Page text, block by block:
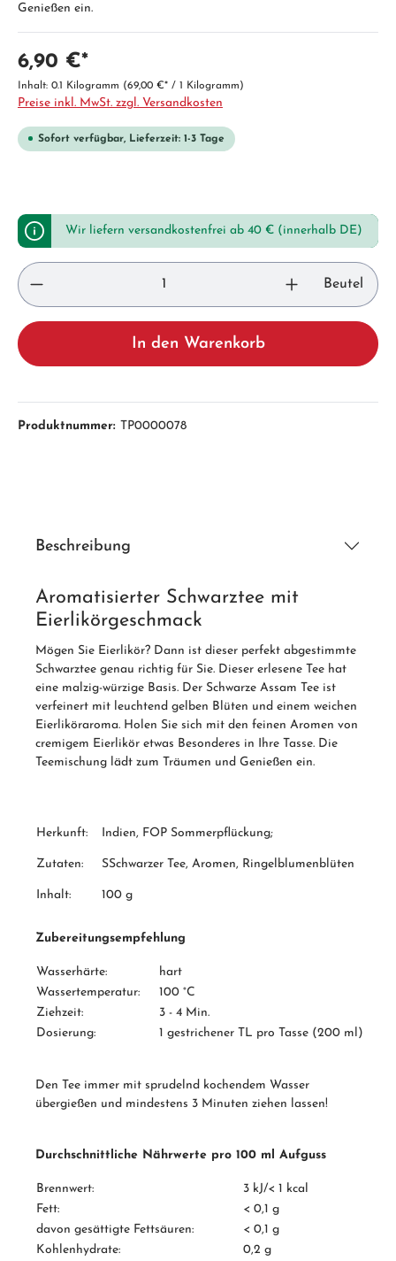
Genießen ein.
6,90 €*
Inhalt: 0.1 Kilogramm (69,00 €* / 1 Kilogramm)
Preise inkl. MwSt. zzgl. Versandkosten
Sofort verfügbar, Lieferzeit: 1-3 Tage
Wir liefern versandkostenfrei ab 40 € (innerhalb DE)
Beutel
In den Warenkorb
Produktnummer: TP0000078
Beschreibung
Aromatisierter Schwarztee mit
Eierlikörgeschmack
Mögen Sie Eierlikör? Dann ist dieser perfekt abgestimmte
Schwarztee genau richtig für Sie. Dieser erlesene Tee hat
eine malzig-würzige Basis. Der Schwarze Assam Tee ist
verfeinert mit leuchtend gelben Blüten und einem weichen
Eierliköraroma. Holen Sie sich mit den feinen Aromen von
cremigem Eierlikör etwas Besonderes in Ihre Tasse. Die
Teemischung lädt zum Träumen und Genießen ein.
Herkunft: Indien, FOP Sommerpflückung;
Zutaten: SSchwarzer Tee, Aromen, Ringelblumenblüten
Inhalt: 100 g
Zubereitungsempfehlung
Wasserhärte:
hart
Wassertemperatur:
100 °C
Ziehzeit:
3 - 4 Min.
Dosierung:
1 gestrichener TL pro Tasse (200 ml)
Den Tee immer mit sprudelnd kochendem Wasser
übergießen und mindestens 3 Minuten ziehen lassen!
Durchschnittliche Nährwerte pro 100 ml Aufguss
Brennwert:
3 kJ/< 1 kcal
Fett:
< 0,1 g
davon gesättigte Fettsäuren:
< 0,1 g
Kohlenhydrate:
0,2 g